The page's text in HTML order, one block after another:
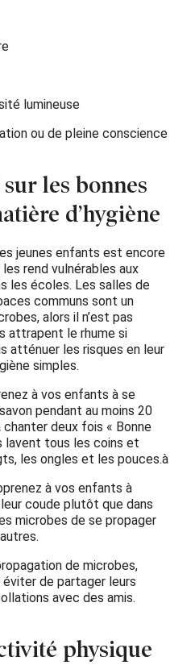
lumineuse
ou de pleine conscience
les bonnes
d’hygiène
jeunes enfants est encore
rend vulnérables aux
les écoles. Les salles de
communs sont un
alors il n’est pas
attrapent le rhume si
atténuer les risques en leur
simples.
à vos enfants à se
pendant au moins 20
deux fois « Bonne
lavent tous les coins et
les ongles et les pouces.à
à vos enfants à
coude plutôt que dans
microbes de se propager
de microbes,
de partager leurs
avec des amis.
physique